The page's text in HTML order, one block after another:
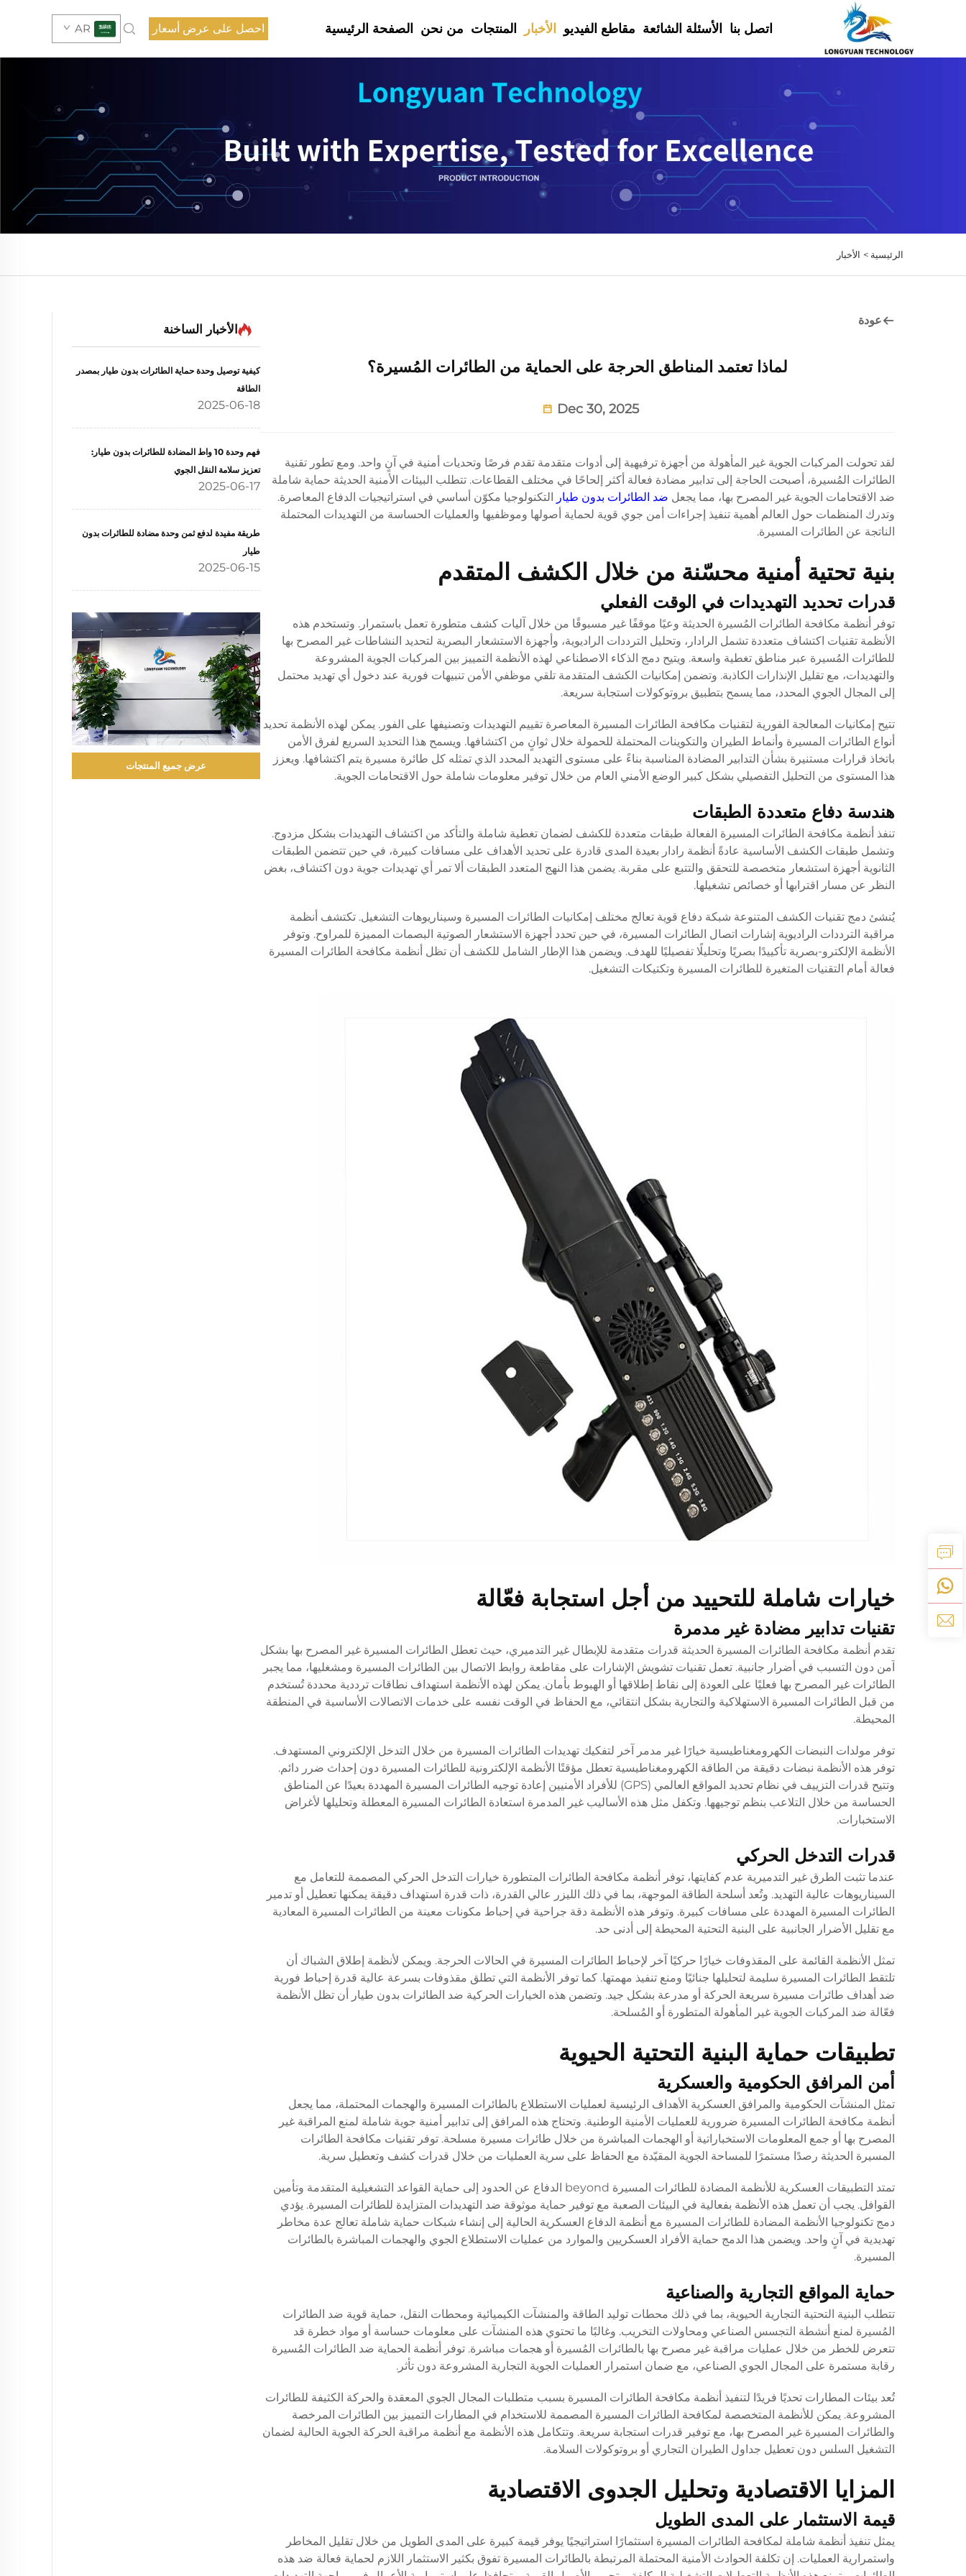
الصفحة الرئيسية من نحن المنتجات الأخبار مقاطع الفيديو الأسئلة الشائعة اتصل بنا احصل على عرض أسعار AR
الرئيسية > الأخبار
عودة
لماذا تعتمد المناطق الحرجة على الحماية من الطائرات المُسيرة؟
Dec 30, 2025
لقد تحولت المركبات الجوية غير المأهولة من أجهزة ترفيهية إلى أدوات متقدمة تقدم فرصًا وتحديات أمنية في آنٍ واحد. ومع تطور تقنية
الطائرات المُسيرة، أصبحت الحاجة إلى تدابير مضادة فعالة أكثر إلحاحًا في مختلف القطاعات. تتطلب البيئات الأمنية الحديثة حماية شاملة
ضد الاقتحامات الجوية غير المصرح بها، مما يجعل ضد الطائرات بدون طيار التكنولوجيا مكوّن أساسي في استراتيجيات الدفاع المعاصرة.
وتدرك المنظمات حول العالم أهمية تنفيذ إجراءات أمن جوي قوية لحماية أصولها وموظفيها والعمليات الحساسة من التهديدات المحتملة
الناتجة عن الطائرات المسيرة.
بنية تحتية أمنية محسّنة من خلال الكشف المتقدم
قدرات تحديد التهديدات في الوقت الفعلي
توفر أنظمة مكافحة الطائرات المُسيرة الحديثة وعيًا موقفًا غير مسبوقًا من خلال آليات كشف متطورة تعمل باستمرار. وتستخدم هذه
الأنظمة تقنيات اكتشاف متعددة تشمل الرادار، وتحليل الترددات الراديوية، وأجهزة الاستشعار البصرية لتحديد النشاطات غير المصرح بها
للطائرات المُسيرة عبر مناطق تغطية واسعة. ويتيح دمج الذكاء الاصطناعي لهذه الأنظمة التمييز بين المركبات الجوية المشروعة
والتهديدات، مع تقليل الإنذارات الكاذبة. وتضمن إمكانيات الكشف المتقدمة تلقي موظفي الأمن تنبيهات فورية عند دخول أي تهديد محتمل
إلى المجال الجوي المحدد، مما يسمح بتطبيق بروتوكولات استجابة سريعة.
تتيح إمكانيات المعالجة الفورية لتقنيات مكافحة الطائرات المسيرة المعاصرة تقييم التهديدات وتصنيفها على الفور. يمكن لهذه الأنظمة تحديد
أنواع الطائرات المسيرة وأنماط الطيران والتكوينات المحتملة للحمولة خلال ثوانٍ من اكتشافها. ويسمح هذا التحديد السريع لفرق الأمن
باتخاذ قرارات مستنيرة بشأن التدابير المضادة المناسبة بناءً على مستوى التهديد المحدد الذي تمثله كل طائرة مسيرة يتم اكتشافها. ويعزز
هذا المستوى من التحليل التفصيلي بشكل كبير الوضع الأمني العام من خلال توفير معلومات شاملة حول الاقتحامات الجوية.
هندسة دفاع متعددة الطبقات
تنفذ أنظمة مكافحة الطائرات المسيرة الفعالة طبقات متعددة للكشف لضمان تغطية شاملة والتأكد من اكتشاف التهديدات بشكل مزدوج.
وتشمل طبقات الكشف الأساسية عادةً أنظمة رادار بعيدة المدى قادرة على تحديد الأهداف على مسافات كبيرة، في حين تتضمن الطبقات
الثانوية أجهزة استشعار متخصصة للتحقق والتتبع على مقربة. يضمن هذا النهج المتعدد الطبقات ألا تمر أي تهديدات جوية دون اكتشاف، بغض
النظر عن مسار اقترابها أو خصائص تشغيلها.
يُنشئ دمج تقنيات الكشف المتنوعة شبكة دفاع قوية تعالج مختلف إمكانيات الطائرات المسيرة وسيناريوهات التشغيل. تكتشف أنظمة
مراقبة الترددات الراديوية إشارات اتصال الطائرات المسيرة، في حين تحدد أجهزة الاستشعار الصوتية البصمات المميزة للمراوح. وتوفر
الأنظمة الإلكترو-بصرية تأكييدًا بصريًا وتحليلًا تفصيليًا للهدف. ويضمن هذا الإطار الشامل للكشف أن تظل أنظمة مكافحة الطائرات المسيرة
فعالة أمام التقنيات المتغيرة للطائرات المسيرة وتكتيكات التشغيل.
خيارات شاملة للتحييد من أجل استجابة فعّالة
تقنيات تدابير مضادة غير مدمرة
تقدم أنظمة مكافحة الطائرات المسيرة الحديثة قدرات متقدمة للإبطال غير التدميري، حيث تعطل الطائرات المسيرة غير المصرح بها بشكل
آمن دون التسبب في أضرار جانبية. تعمل تقنيات تشويش الإشارات على مقاطعة روابط الاتصال بين الطائرات المسيرة ومشغليها، مما يجبر
الطائرات غير المصرح بها فعليًا على العودة إلى نقاط إطلاقها أو الهبوط بأمان. يمكن لهذه الأنظمة استهداف نطاقات ترددية محددة تُستخدم
من قبل الطائرات المسيرة الاستهلاكية والتجارية بشكل انتقائي، مع الحفاظ في الوقت نفسه على خدمات الاتصالات الأساسية في المنطقة
المحيطة.
توفر مولدات النبضات الكهرومغناطيسية خيارًا غير مدمر آخر لتفكيك تهديدات الطائرات المسيرة من خلال التدخل الإلكتروني المستهدف.
توفر هذه الأنظمة نبضات دقيقة من الطاقة الكهرومغناطيسية تعطل مؤقتًا الأنظمة الإلكترونية للطائرات المسيرة دون إحداث ضرر دائم.
وتتيح قدرات التزييف في نظام تحديد المواقع العالمي (GPS) للأفراد الأمنيين إعادة توجيه الطائرات المسيرة المهددة بعيدًا عن المناطق
الحساسة من خلال التلاعب بنظم توجيهها. وتكفل مثل هذه الأساليب غير المدمرة استعادة الطائرات المسيرة المعطلة وتحليلها لأغراض
الاستخبارات.
قدرات التدخل الحركي
عندما تثبت الطرق غير التدميرية عدم كفايتها، توفر أنظمة مكافحة الطائرات المتطورة خيارات التدخل الحركي المصممة للتعامل مع
السيناريوهات عالية التهديد. وتُعد أسلحة الطاقة الموجهة، بما في ذلك الليزر عالي القدرة، ذات قدرة استهداف دقيقة يمكنها تعطيل أو تدمير
الطائرات المسيرة المهددة على مسافات كبيرة. وتوفر هذه الأنظمة دقة جراحية في إحباط مكونات معينة من الطائرات المسيرة المعادية
مع تقليل الأضرار الجانبية على البنية التحتية المحيطة إلى أدنى حد.
تمثل الأنظمة القائمة على المقذوفات خيارًا حركيًا آخر لإحباط الطائرات المسيرة في الحالات الحرجة. ويمكن لأنظمة إطلاق الشباك أن
تلتقط الطائرات المسيرة سليمة لتحليلها جنائيًا ومنع تنفيذ مهمتها. كما توفر الأنظمة التي تطلق مقذوفات بسرعة عالية قدرة إحباط فورية
ضد أهداف طائرات مسيرة سريعة الحركة أو مدرعة بشكل جيد. وتضمن هذه الخيارات الحركية ضد الطائرات بدون طيار أن تظل الأنظمة
فعّالة ضد المركبات الجوية غير المأهولة المتطورة أو المُسلحة.
تطبيقات حماية البنية التحتية الحيوية
أمن المرافق الحكومية والعسكرية
تمثل المنشآت الحكومية والمرافق العسكرية الأهداف الرئيسية لعمليات الاستطلاع بالطائرات المسيرة والهجمات المحتملة، مما يجعل
أنظمة مكافحة الطائرات المسيرة ضرورية للعمليات الأمنية الوطنية. وتحتاج هذه المرافق إلى تدابير أمنية جوية شاملة لمنع المراقبة غير
المصرح بها أو جمع المعلومات الاستخباراتية أو الهجمات المباشرة من خلال طائرات مسيرة مسلحة. توفر تقنيات مكافحة الطائرات
المسيرة الحديثة رصدًا مستمرًا للمساحة الجوية المقيّدة مع الحفاظ على سرية العمليات من خلال قدرات كشف وتعطيل سرية.
تمتد التطبيقات العسكرية للأنظمة المضادة للطائرات المسيرة beyond الدفاع عن الحدود إلى حماية القواعد التشغيلية المتقدمة وتأمين
القوافل. يجب أن تعمل هذه الأنظمة بفعالية في البيئات الصعبة مع توفير حماية موثوقة ضد التهديدات المتزايدة للطائرات المسيرة. يؤدي
دمج تكنولوجيا الأنظمة المضادة للطائرات المسيرة مع أنظمة الدفاع العسكرية الحالية إلى إنشاء شبكات حماية شاملة تعالج عدة مخاطر
تهديدية في آنٍ واحد. ويضمن هذا الدمج حماية الأفراد العسكريين والموارد من عمليات الاستطلاع الجوي والهجمات المباشرة بالطائرات
المسيرة.
حماية المواقع التجارية والصناعية
تتطلب البنية التحتية التجارية الحيوية، بما في ذلك محطات توليد الطاقة والمنشآت الكيميائية ومحطات النقل، حماية قوية ضد الطائرات
المُسيرة لمنع أنشطة التجسس الصناعي ومحاولات التخريب. وغالبًا ما تحتوي هذه المنشآت على معلومات حساسة أو مواد خطرة قد
تتعرض للخطر من خلال عمليات مراقبة غير مصرح بها بالطائرات المُسيرة أو هجمات مباشرة. توفر أنظمة الحماية ضد الطائرات المُسيرة
رقابة مستمرة على المجال الجوي الصناعي، مع ضمان استمرار العمليات الجوية التجارية المشروعة دون تأثر.
تُعد بيئات المطارات تحديًا فريدًا لتنفيذ أنظمة مكافحة الطائرات المسيرة بسبب متطلبات المجال الجوي المعقدة والحركة الكثيفة للطائرات
المشروعة. يمكن للأنظمة المتخصصة لمكافحة الطائرات المسيرة المصممة للاستخدام في المطارات التمييز بين الطائرات المرخصة
والطائرات المسيرة غير المصرح بها، مع توفير قدرات استجابة سريعة. وتتكامل هذه الأنظمة مع أنظمة مراقبة الحركة الجوية الحالية لضمان
التشغيل السلس دون تعطيل جداول الطيران التجاري أو بروتوكولات السلامة.
المزايا الاقتصادية وتحليل الجدوى الاقتصادية
قيمة الاستثمار على المدى الطويل
يمثل تنفيذ أنظمة شاملة لمكافحة الطائرات المسيرة استثمارًا استراتيجيًا يوفر قيمة كبيرة على المدى الطويل من خلال تقليل المخاطر
واستمرارية العمليات. إن تكلفة الحوادث الأمنية المحتملة المرتبطة بالطائرات المسيرة تفوق بكثير الاستثمار اللازم لحماية فعالة ضد هذه
الأخبار الساخنة
كيفية توصيل وحدة حماية الطائرات بدون طيار بمصدر
الطاقة
2025-06-18
فهم وحدة 10 واط المضادة للطائرات بدون طيار:
تعزيز سلامة النقل الجوي
2025-06-17
طريقة مفيدة لدفع ثمن وحدة مضادة للطائرات بدون
طيار
2025-06-15
عرض جميع المنتجات